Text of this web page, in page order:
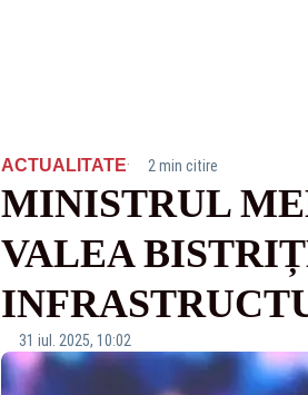
ACTUALITATE· 2 min citire
MINISTRUL
VALEA
31 iul. 2025, 10:02